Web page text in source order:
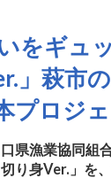
をギュ
」萩市
プロジ
県漁業協同組
り身Ver.」を